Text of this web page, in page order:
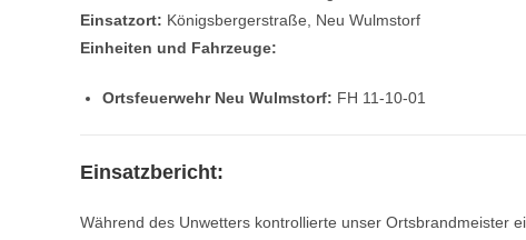
Einsatzort: Königsbergerstraße, Neu Wulmstorf
Einheiten und Fahrzeuge:
Ortsfeuerwehr Neu Wulmstorf: FH 11-10-01
Einsatzbericht:
Während des Unwetters kontrollierte unser Ortsbrandmeister